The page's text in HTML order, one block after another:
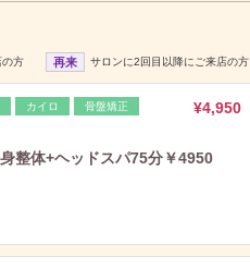
の方 再来 サロンに2回目以降にご来店の方
カイロ
骨盤矯正
¥4,950
整体+ヘッドスパ75分￥4950